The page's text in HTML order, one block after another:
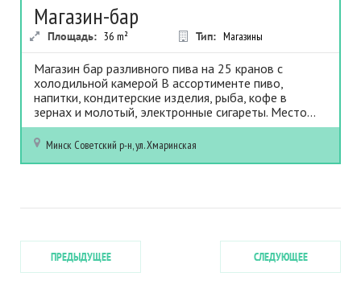
Магазин-бар
Площадь: 36 m² Тип: Магазины
Магазин бар разливного пива на 25 кранов с
холодильной камерой В ассортименте пиво,
напитки, кондитерские изделия, рыба, кофе в
зернах и молотый, электронные сигареты. Место...
Минск Советский р-н, ул. Хмаринская
ПРЕДЫДУЩЕЕ СЛЕДУЮЩЕЕ